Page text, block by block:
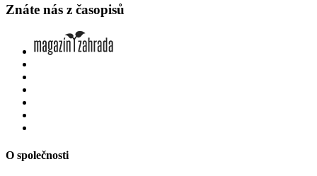
Znáte nás z časopisů
O společnosti